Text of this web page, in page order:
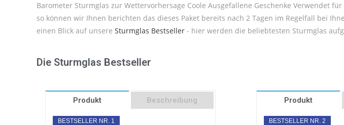
Barometer Sturmglas zur Wettervorhersage Coole Ausgefallene Geschenke Verwendet
so können wir Ihnen berichten das dieses Paket bereits nach 2 Tagen im Regelfall bei
einen Blick auf unsere Sturmglas Bestseller - hier werden die beliebtesten Sturmglas
Die Sturmglas Bestseller
Produkt Beschreibung
BESTSELLER NR. 1
Produkt
BESTSELLER NR. 2